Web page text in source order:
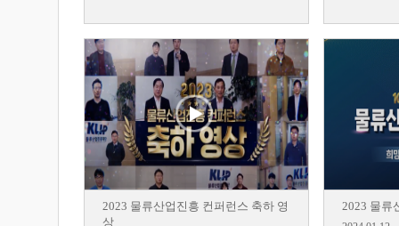
2023 물류산업진흥 컨퍼런스 축하 영
상
2023 물류